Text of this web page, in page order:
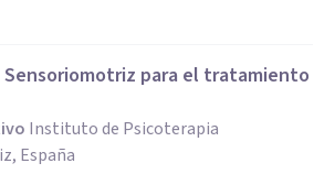
Sensoriomotriz para el tratamiento
Instituto de Psicoterapia
España